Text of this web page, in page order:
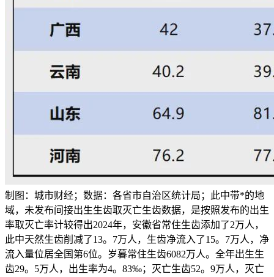
制图：城市财经；数据：各省市自治区统计局；此中带*的地
域，未发布间接出生生齿取灭亡生齿数据，是按照发布的出生
率取灭亡率计较得出2024年，安徽省常住生齿添加了2万人，
此中天然生齿削减了13。7万人，生齿净流入了15。7万人，净
流入量位居全国第6位。岁暮常住生齿6082万人。全年出生生
齿29。5万人，出生率为4。83‰；灭亡生齿52。9万人，灭亡